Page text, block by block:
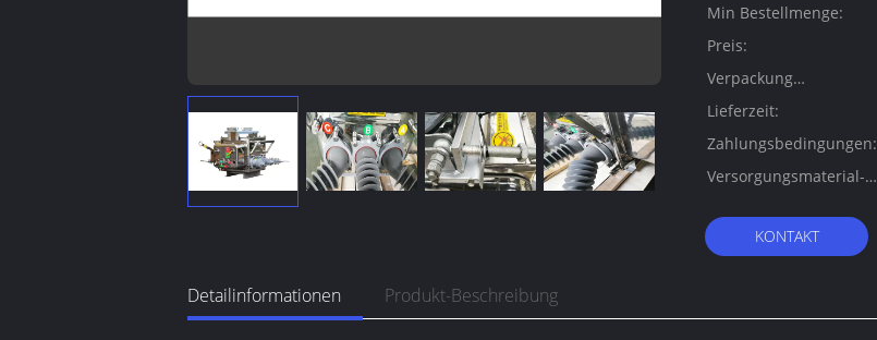
Min Bestellmenge:
Preis:
Verpackung
Informationen:
Lieferzeit:
Zahlungsbedingungen:
Versorgungsmaterial-
KONTAKT
Detailinformationen Produkt-Beschreibung